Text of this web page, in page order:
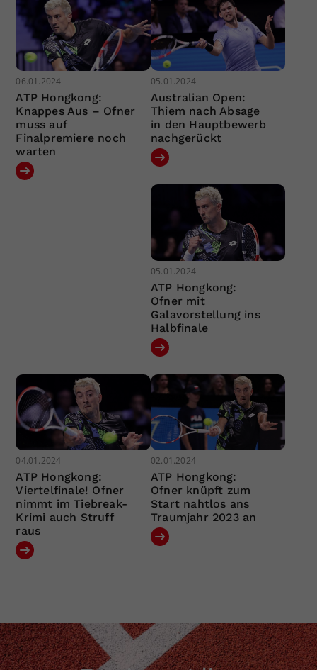
06.01.2024
ATP Hongkong:
Knappes Aus – Ofner
muss auf
Finalpremiere noch
warten
05.01.2024
Australian Open:
Thiem nach Absage
in den Hauptbewerb
nachgerückt
05.01.2024
ATP Hongkong:
Ofner mit
Galavorstellung ins
Halbfinale
04.01.2024
ATP Hongkong:
Viertelfinale! Ofner
nimmt im Tiebreak-
Krimi auch Struff
raus
02.01.2024
ATP Hongkong:
Ofner knüpft zum
Start nahtlos ans
Traumjahr 2023 an